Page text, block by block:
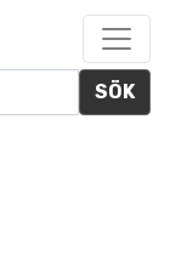
SÖK